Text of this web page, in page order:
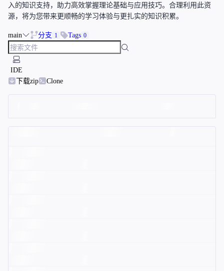
入的知识支持，助力高效掌握理论基础与应用技巧。合理利用此资
源，将为您带来更顺畅的学习体验与更扎实的知识积累。
main 分支 1 Tags 0
IDE
下载zip
Clone